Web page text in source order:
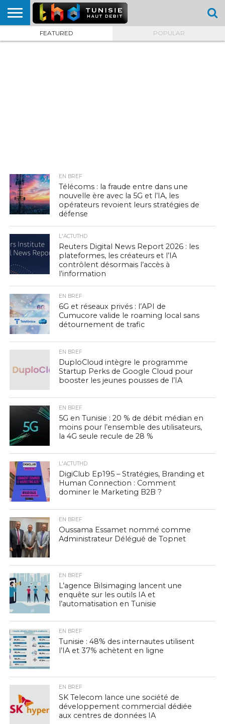
HOME
L’ACTUTHD
EN
PODCASTS
TEST
COMPARATIF
CARTE DE
CONTACT
FEATURED POPULAR
EN BREF
Télécoms : la fraude entre dans une
nouvelle ère avec la 5G et l’IA, les
opérateurs revoient leurs stratégies de
défense
L'ACTUTHD
Reuters Digital News Report 2026 : les
plateformes, les créateurs et l’IA
contrôlent désormais l’accès à
l’information
EN BREF
6G et réseaux privés : l’API de
Cumucore valide le roaming local sans
détournement de trafic
EN BREF
DuploCloud intègre le programme
Startup Perks de Google Cloud pour
booster les jeunes pousses de l’IA
EN BREF
5G en Tunisie : 20 % de débit médian en
moins pour l’ensemble des utilisateurs,
la 4G seule recule de 28 %
L'ACTUTHD
DigiClub Ep195 – Stratégies, Branding et
Human Connection : Comment
dominer le Marketing B2B ?
EN BREF
Oussama Essamet nommé comme
Administrateur Délégué de Topnet
EN BREF
L’agence Bilsimaging lancent une
enquête sur les outils IA et
l’automatisation en Tunisie
EN BREF
Tunisie : 48% des internautes utilisent
l’IA et 37% achètent en ligne
EN BREF
SK Telecom lance une société de
développement commercial dédiée
aux centres de données IA